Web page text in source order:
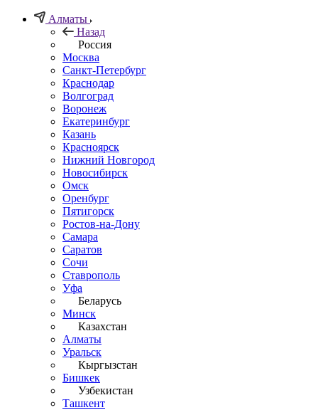
Алматы
Назад
Россия
Москва
Санкт-Петербург
Краснодар
Волгоград
Воронеж
Екатеринбург
Казань
Красноярск
Нижний Новгород
Новосибирск
Омск
Оренбург
Пятигорск
Ростов-на-Дону
Самара
Саратов
Сочи
Ставрополь
Уфа
Беларусь
Минск
Казахстан
Алматы
Уральск
Кыргызстан
Бишкек
Узбекистан
Ташкент